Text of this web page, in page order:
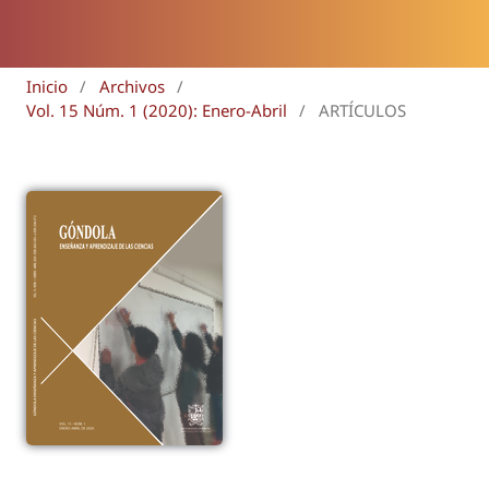
Inicio / Archivos /
Vol. 15 Núm. 1 (2020): Enero-Abril
/ ARTÍCULOS